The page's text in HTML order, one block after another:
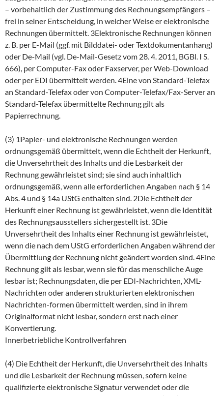
– vorbehaltlich der Zustimmung des Rechnungsempfängers –
frei in seiner Entscheidung, in welcher Weise er elektronische
Rechnungen übermittelt. 3Elektronische Rechnungen können
z. B. per E-Mail (ggf. mit Bilddatei- oder Textdokumentanhang)
oder De-Mail (vgl. De-Mail-Gesetz vom 28. 4. 2011, BGBl. I S.
666), per Computer-Fax oder Faxserver, per Web-Download
oder per EDI übermittelt werden. 4Eine von Standard-Telefax
an Standard-Telefax oder von Computer-Telefax/Fax-Server an
Standard-Telefax übermittelte Rechnung gilt als
Papierrechnung.
(3) 1Papier- und elektronische Rechnungen werden
ordnungsgemäß übermittelt, wenn die Echtheit der Herkunft,
die Unversehrtheit des Inhalts und die Lesbarkeit der
Rechnung gewährleistet sind; sie sind auch inhaltlich
ordnungsgemäß, wenn alle erforderlichen Angaben nach § 14
Abs. 4 und § 14a UStG enthalten sind. 2Die Echtheit der
Herkunft einer Rechnung ist gewährleistet, wenn die Identität
des Rechnungsausstellers sichergestellt ist. 3Die
Unversehrtheit des Inhalts einer Rechnung ist gewährleistet,
wenn die nach dem UStG erforderlichen Angaben während der
Übermittlung der Rechnung nicht geändert worden sind. 4Eine
Rechnung gilt als lesbar, wenn sie für das menschliche Auge
lesbar ist; Rechnungsdaten, die per EDI-Nachrichten, XML-
Nachrichten oder anderen strukturierten elektronischen
Nachrichten-formen übermittelt werden, sind in ihrem
Originalformat nicht lesbar, sondern erst nach einer
Konvertierung.
Innerbetriebliche Kontrollverfahren
(4) Die Echtheit der Herkunft, die Unversehrtheit des Inhalts
und die Lesbarkeit der Rechnung müssen, sofern keine
qualifizierte elektronische Signatur verwendet oder die